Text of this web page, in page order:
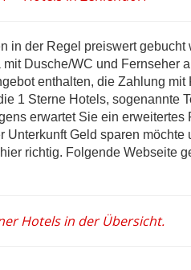
in der Regel preiswert
Dusche/WC und Fernseher
enthalten, die Zahlung mit
1 Sterne Hotels, sogenannte
erwartet Sie ein erweitertes
Unterkunft Geld sparen
richtig. Folgende Webseite
Hotels in der Übersicht.